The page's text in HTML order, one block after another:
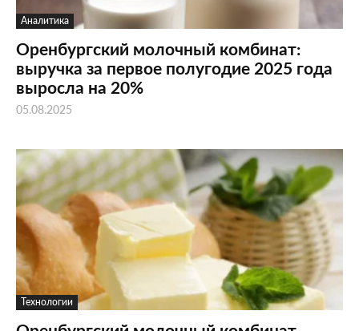
Аналитика
Оренбургский молочный комбинат:
выручка за первое полугодие 2025 года
выросла на 20%
05.08.2025
Технологии